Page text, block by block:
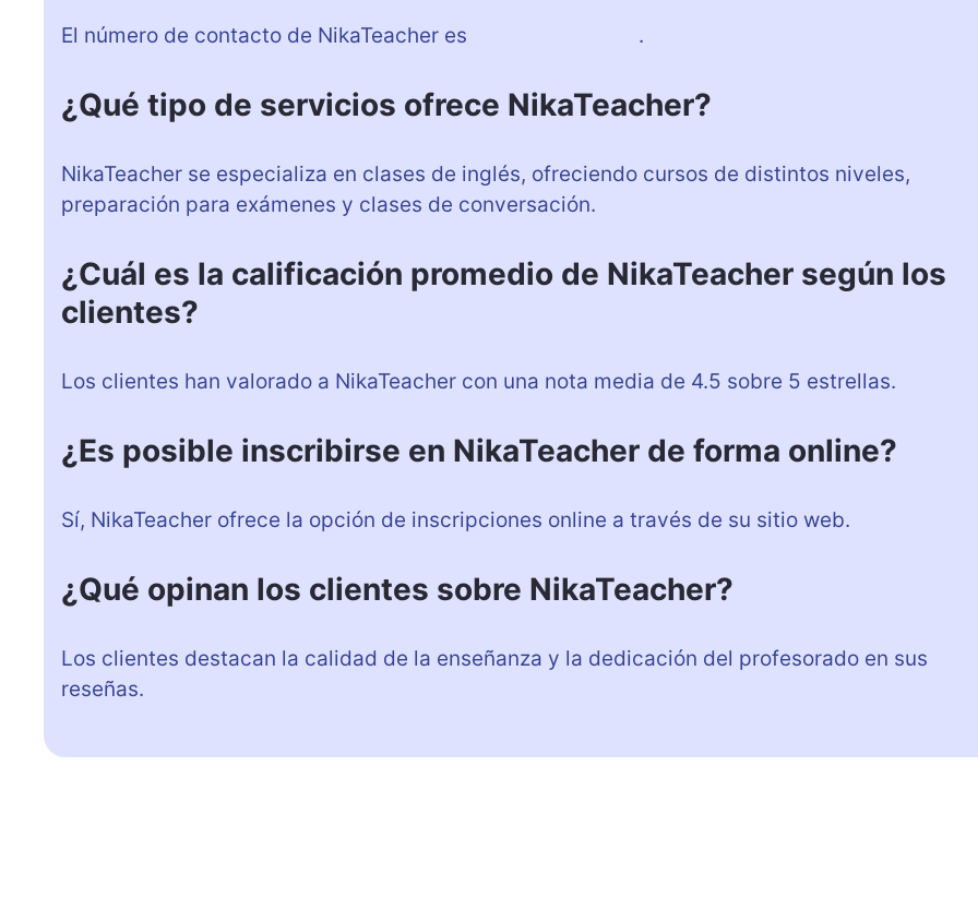
El número de contacto de NikaTeacher es .
¿Qué tipo de servicios ofrece NikaTeacher?
NikaTeacher se especializa en clases de inglés, ofreciendo cursos de distintos niveles,
preparación para exámenes y clases de conversación.
¿Cuál es la calificación promedio de NikaTeacher según los
clientes?
Los clientes han valorado a NikaTeacher con una nota media de 4.5 sobre 5 estrellas.
¿Es posible inscribirse en NikaTeacher de forma online?
Sí, NikaTeacher ofrece la opción de inscripciones online a través de su sitio web.
¿Qué opinan los clientes sobre NikaTeacher?
Los clientes destacan la calidad de la enseñanza y la dedicación del profesorado en sus
reseñas.